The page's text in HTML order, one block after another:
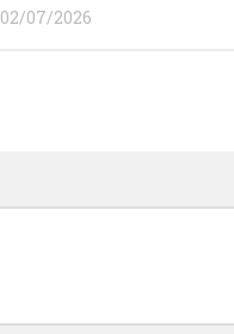
02/07/2026